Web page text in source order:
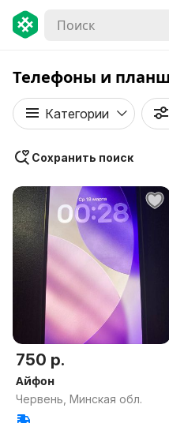
Телефоны и
Категории
Сохранить поиск
750 р.
Айфон
Червень, Минская обл.